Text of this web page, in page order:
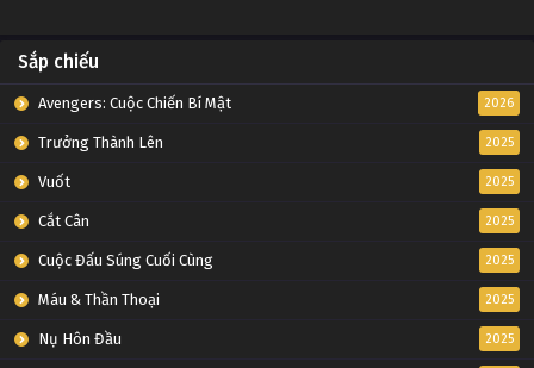
Sắp chiếu
Avengers: Cuộc Chiến Bí Mật 2026
Trưởng Thành Lên 2025
Vuốt 2025
Cắt Cân 2025
Cuộc Đấu Súng Cuối Cùng 2025
Máu & Thần Thoại 2025
Nụ Hôn Đầu 2025